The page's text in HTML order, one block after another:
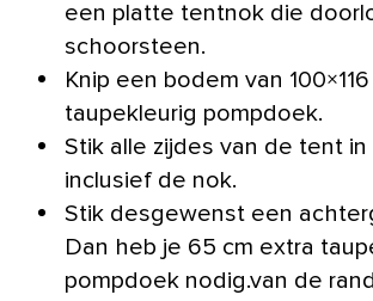
een platte tentnok die
schoorsteen.
Knip een bodem van
taupekleurig pompdoek.
Stik alle zijdes van de tent in
inclusief de nok.
Stik desgewenst een
Dan heb je 65 cm extra
pompdoek nodig.van de